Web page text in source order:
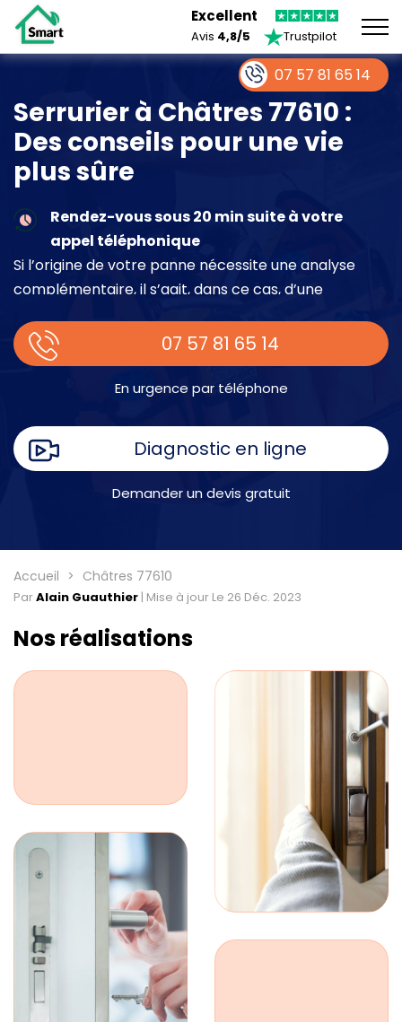
Excellent
Avis 4,8/5 Trustpilot
Serrurier à Châtres 77610 :
Des conseils pour une vie
plus sûre
Rendez-vous sous 20 min suite à votre
appel téléphonique
Si l’origine de votre panne nécessite une analyse
complémentaire, il s’agit, dans ce cas, d’une
place.
07 57 81 65 14
En urgence par téléphone
Diagnostic en ligne
Demander un devis gratuit
Accueil Châtres 77610
ParAlain Guauthier | Mise à jour Le 26 Déc. 2023
Nos réalisations
07 57 81 65 14